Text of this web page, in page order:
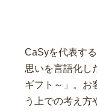
CaSyを代表す
思いを言語化し
ギフト～」。お
う上での考え方